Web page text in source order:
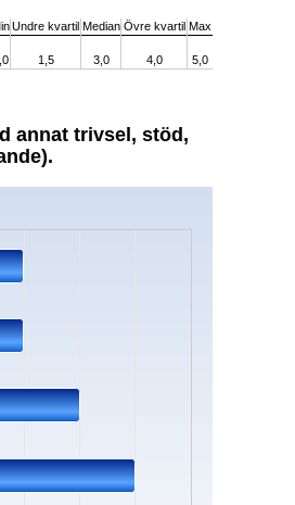
Undre kvartil Median Övre kvartil Max
1,5 3,0 4,0 5,0
annat trivsel, stöd,
from 3 to 5.